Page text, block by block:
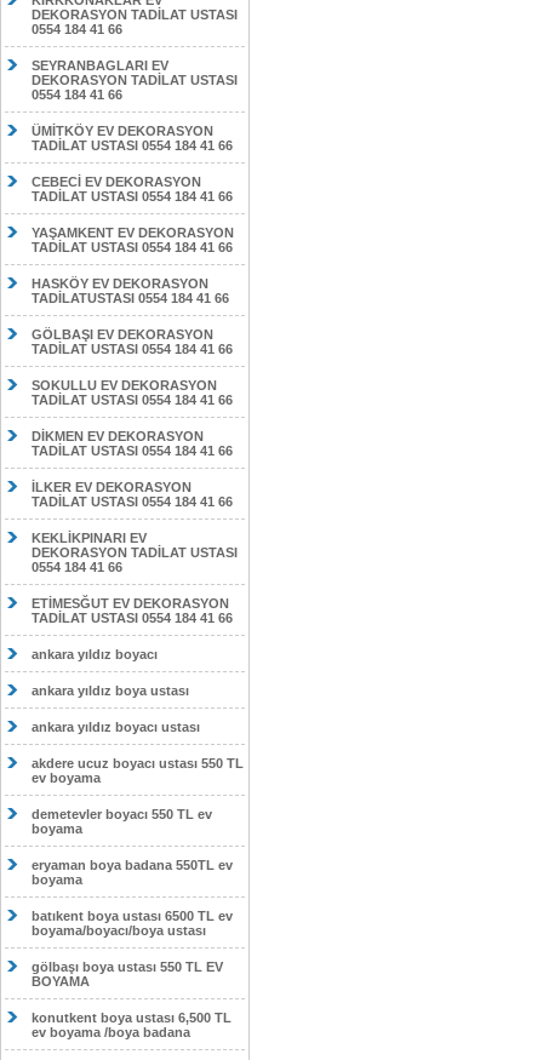
DEKORASYON TADİLAT USTASI
0554 184 41 66
SEYRANBAGLARI EV
DEKORASYON TADİLAT USTASI
0554 184 41 66
ÜMİTKÖY EV DEKORASYON
TADİLAT USTASI 0554 184 41 66
CEBECİ EV DEKORASYON
TADİLAT USTASI 0554 184 41 66
YAŞAMKENT EV DEKORASYON
TADİLAT USTASI 0554 184 41 66
HASKÖY EV DEKORASYON
TADİLATUSTASI 0554 184 41 66
GÖLBAŞI EV DEKORASYON
TADİLAT USTASI 0554 184 41 66
SOKULLU EV DEKORASYON
TADİLAT USTASI 0554 184 41 66
DİKMEN EV DEKORASYON
TADİLAT USTASI 0554 184 41 66
İLKER EV DEKORASYON
TADİLAT USTASI 0554 184 41 66
KEKLİKPINARI EV
DEKORASYON TADİLAT USTASI
0554 184 41 66
ETİMESĞUT EV DEKORASYON
TADİLAT USTASI 0554 184 41 66
ankara yıldız boyacı
ankara yıldız boya ustası
ankara yıldız boyacı ustası
akdere ucuz boyacı ustası 550 TL
ev boyama
demetevler boyacı 550 TL ev
boyama
eryaman boya badana 550TL ev
boyama
batıkent boya ustası 6500 TL ev
boyama/boyacı/boya ustası
gölbaşı boya ustası 550 TL EV
BOYAMA
konutkent boya ustası 6,500 TL
ev boyama /boya badana